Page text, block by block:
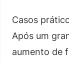
Casos
Após um
aumento de